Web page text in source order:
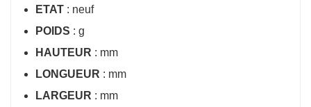
ETAT : neuf
POIDS : g
HAUTEUR : mm
LONGUEUR : mm
LARGEUR : mm